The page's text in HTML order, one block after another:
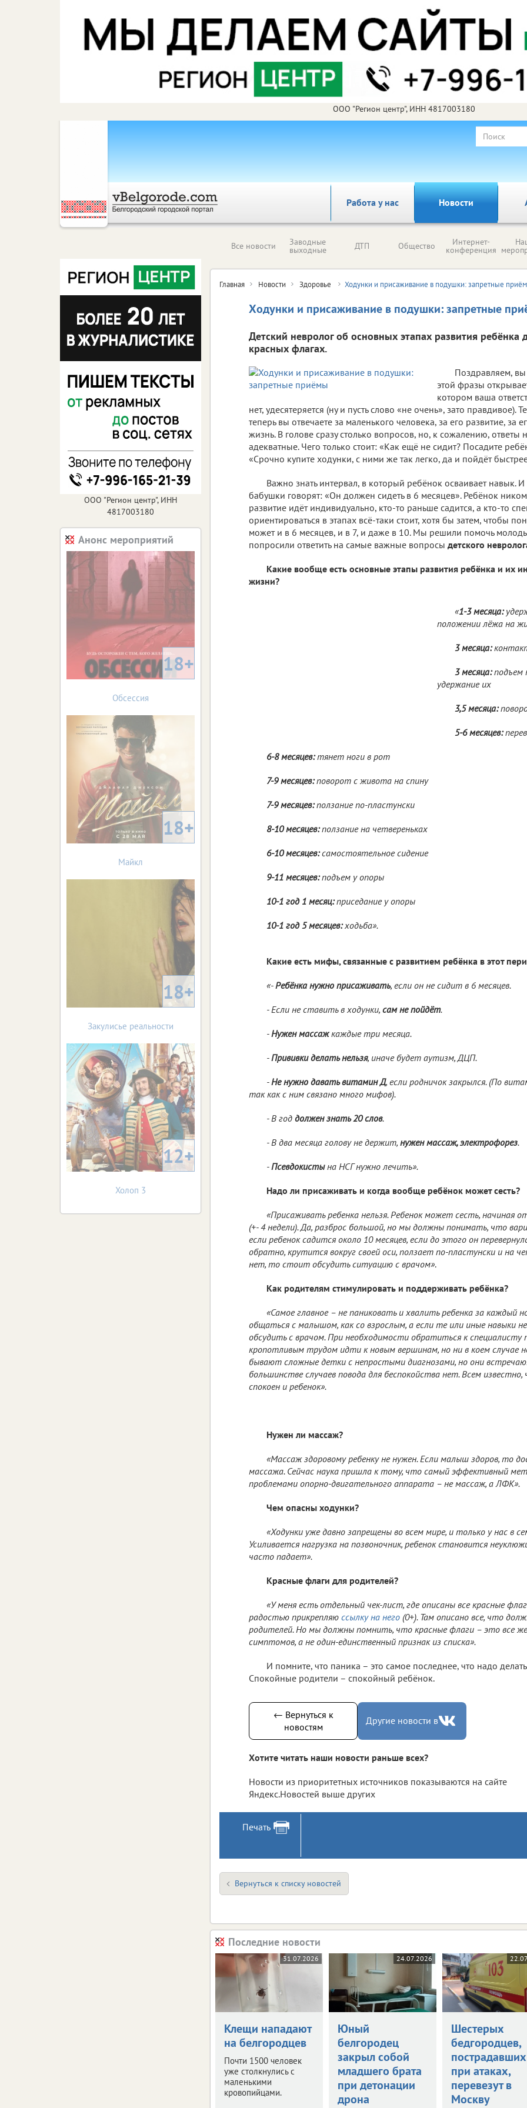
ООО "Регион центр", ИНН 4817003180
Работа у нас Новости
Все новости Заводные
выходные ДТП Общество Интернет-
конференция
Главная Новости Здоровье Ходунки и присаживание в подушки: запретные
Ходунки и присаживание в подушки: запретные
Детский невролог об основных этапах развития ребёнка
красных флагах.
Поздравляем, вы
этой фразы
котором ваша
нет, удесятеряется (ну и пусть слово «не очень», зато правдивое).
теперь вы отвечаете за маленького человека, за его развитие, за
жизнь. В голове сразу столько вопросов, но, к сожалению, ответы
адекватные. Чего только стоит: «Как ещё не сидит? Посадите
«Срочно купите ходунки, с ними же так легко, да и пойдёт
Важно знать интервал, в который ребёнок осваивает навык. И
бабушки говорят: «Он должен сидеть в 6 месяцев». Ребёнок
развитие идёт индивидуально, кто-то раньше садится, а кто-то
ориентироваться в этапах всё-таки стоит, хотя бы затем, чтобы
может и в 6 месяцев, и в 7, и даже в 10. Мы решили помочь
попросили ответить на самые важные вопросы детского
Какие вообще есть основные этапы развития ребёнка и их
жизни?
«1-3 месяца:
положении лёжа на
3 месяца:
3 месяца:подъем
удержание их
3,5 месяца:
5-6 месяцев:
6-8 месяцев:тянет ноги в рот
7-9 месяцев:поворот с живота на спину
7-9 месяцев:ползание по-пластунски
8-10 месяцев:ползание на четвереньках
6-10 месяцев:самостоятельное сидение
9-11 месяцев:подъем у опоры
10-1 год 1 месяц:приседание у опоры
10-1 год 5 месяцев:ходьба».
Какие есть мифы, связанные с развитием ребёнка в этот
«-Ребёнка нужно присаживать, если он не сидит в 6 месяцев.
- Если не ставить в ходунки, сам не пойдёт.
-Нужен массажкаждые три месяца.
-Прививки делать нельзя, иначе будет аутизм, ДЦП.
-Не нужно давать витамин Д, если родничок закрылся. (По
так как с ним связано много мифов).
- В год должен знать 20 слов.
- В два месяца голову не держит, нужен массаж, электрофорез.
-Псевдокистына НСГ нужно лечить».
Надо ли присаживать и когда вообще ребёнок может сесть?
«Присаживать ребенка нельзя. Ребенок может сесть, начиная
(+- 4 недели). Да, разброс большой, но мы должны понимать, что
если ребенок садится около 10 месяцев, если до этого он
обратно, крутится вокруг своей оси, ползает по-пластунски и на
нет, то стоит обсудить ситуацию с врачом».
Как родителям стимулировать и поддерживать ребёнка?
«Самое главное – не паниковать и хвалить ребенка за каждый
общаться с малышом, как со взрослым, а если те или иные навыки
обсудить с врачом. При необходимости обратиться к
кропотливым трудом идти к новым вершинам, но ни в коем случае
бывают сложные детки с непростыми диагнозами, но они
большинстве случаев повода для беспокойства нет. Всем
спокоен и ребенок».
Нужен ли массаж?
«Массаж здоровому ребенку не нужен. Если малыш здоров, то
массажа. Сейчас наука пришла к тому, что самый эффективный
проблемами опорно-двигательного аппарата – не массаж, а ЛФК».
Чем опасны ходунки?
«Ходунки уже давно запрещены во всем мире, и только у нас в
Усиливается нагрузка на позвоночник, ребенок становится
часто падает».
Красные флаги для родителей?
«У меня есть отдельный чек-лист, где описаны все красные
радостью прикрепляю ссылку на него (0+). Там описано все, что
родителей. Но мы должны помнить, что красные флаги – это все
симптомов, а не один-единственный признак из списка».
И помните, что паника – это самое последнее, что надо
Спокойные родители – спокойный ребёнок.
← Вернуться к
новостям
Другие новости в
Хотите читать наши новости раньше всех?
Новости из приоритетных источников показываются на сайте
Яндекс.Новостей выше других
Печать
Вернуться к списку новостей
Последние новости
31.07.2026
Клещи нападают
на белгородцев
Почти 1500 человек
уже столкнулись с
маленькими
кровопийцами.
24.07.2026
Юный
белгородец
закрыл собой
младшего брата
при детонации
дрона
Шестерых
бедгородцев,
пострадавших
при атаках,
перевезут в
Москву
ООО "Регион центр", ИНН
4817003180
Анонс мероприятий
18+
Обсессия
18+
Майкл
18+
Закулисье реальности
12+
Холоп 3